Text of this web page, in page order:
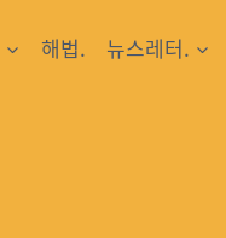
해법. 뉴스레터.